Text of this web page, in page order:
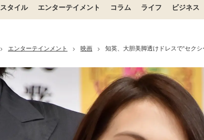
スタイル エンターテイメント コラム ライフ ビジネス
> エンターテインメント > 映画 > 知英、大胆美脚透けドレスで“セク